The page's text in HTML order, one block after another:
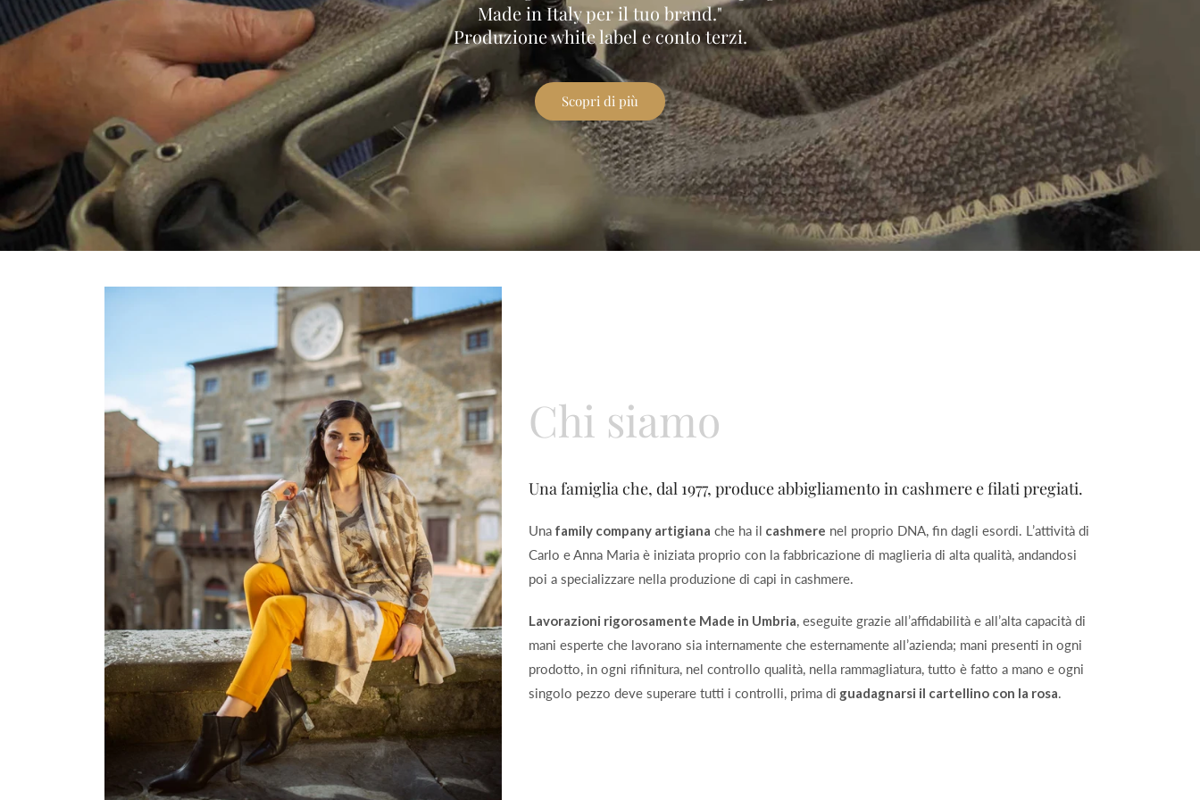
Made in Italy per il tuo brand."
Produzione white label e conto terzi.
Scopri di più
Chi siamo
Una famiglia che, dal 1977, produce abbigliamento in cashmere e filati pregiati.
Una family company artigiana che ha il cashmere nel proprio DNA, fin dagli esordi. L’attività di
Carlo e Anna Maria è iniziata proprio con la fabbricazione di maglieria di alta qualità, andandosi
poi a specializzare nella produzione di capi in cashmere.
Lavorazioni rigorosamente Made in Umbria, eseguite grazie all’affidabilità e all’alta capacità di
mani esperte che lavorano sia internamente che esternamente all’azienda; mani presenti in ogni
prodotto, in ogni rifinitura, nel controllo qualità, nella rammagliatura, tutto è fatto a mano e ogni
singolo pezzo deve superare tutti i controlli, prima di guadagnarsi il cartellino con la rosa.